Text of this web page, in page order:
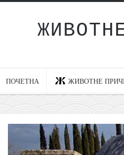
ПОЧЕТНА ЖИВОТНЕ